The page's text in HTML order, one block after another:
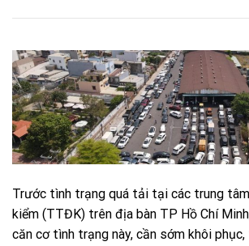
Trước tình trạng quá tải tại các trung
kiểm (TTĐK) trên địa bàn TP Hồ Chí
căn cơ tình trạng này, cần sớm khôi